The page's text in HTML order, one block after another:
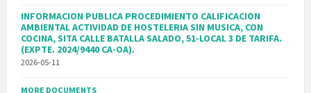
INFORMACION PUBLICA PROCEDIMIENTO CALIFICACION
AMBIENTAL ACTIVIDAD DE HOSTELERIA SIN MUSICA, CON
COCINA, SITA CALLE BATALLA SALADO, 51-LOCAL 3 DE TARIFA.
(EXPTE. 2024/9440 CA-OA).
2026-05-11
MORE DOCUMENTS